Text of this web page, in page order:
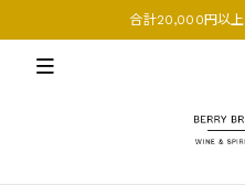
合計20,000円以
BERRY